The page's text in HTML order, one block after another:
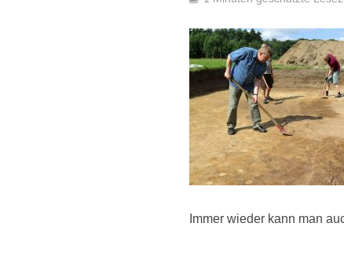
Immer wieder kann man